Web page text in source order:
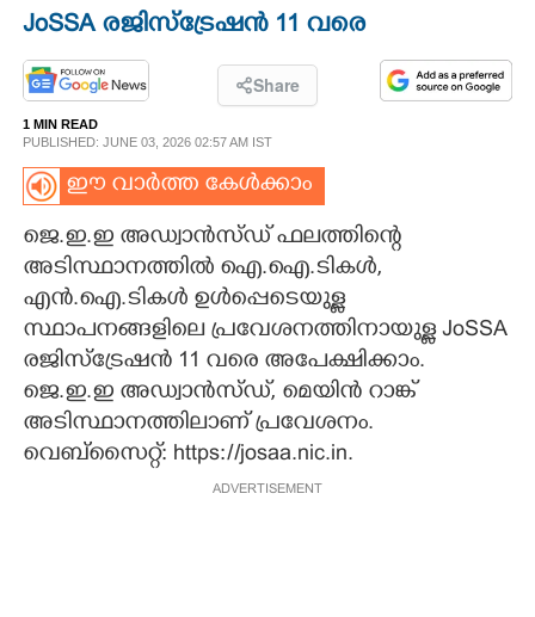
OPINION
PHOTOS
LIFESTYLE
SPIRITUAL
INFO+
JoSSA രജിസ്ട്രേഷൻ 11 വരെ
Share
1 MIN READ
PUBLISHED: JUNE 03, 2026 02:57 AM IST
ഈ വാർത്ത കേൾക്കാം
ജെ.ഇ.ഇ അഡ്വാൻസ്ഡ് ഫലത്തിന്റെ
അടിസ്ഥാനത്തിൽ ഐ.ഐ.ടികൾ,
എൻ.ഐ.ടികൾ ഉൾപ്പെടെയുള്ള
സ്ഥാപനങ്ങളിലെ പ്രവേശനത്തിനായുള്ള JoSSA
രജിസ്ട്രേഷൻ 11 വരെ അപേക്ഷിക്കാം.
ജെ.ഇ.ഇ അഡ്വാൻസ്ഡ്, മെയിൻ റാങ്ക്
അടിസ്ഥാനത്തിലാണ് പ്രവേശനം.
വെബ്സൈറ്റ്: https://josaa.nic.in.
ADVERTISEMENT